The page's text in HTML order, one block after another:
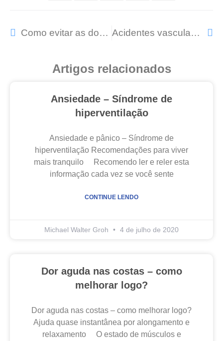
Como evitar as dores do dia-a-dia Acidentes vasculares
Artigos relacionados
Ansiedade – Síndrome de
hiperventilação
Ansiedade e pânico – Síndrome de
hiperventilação Recomendações para viver
mais tranquilo Recomendo ler e reler esta
informação cada vez se você sente
CONTINUE LENDO
Michael Walter Groh 4 de julho de 2020
Dor aguda nas costas – como
melhorar logo?
Dor aguda nas costas – como melhorar logo?
Ajuda quase instantânea por alongamento e
relaxamento O estado de músculos e